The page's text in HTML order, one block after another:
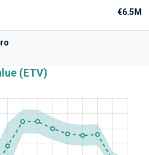
€6.5M
(ETV)